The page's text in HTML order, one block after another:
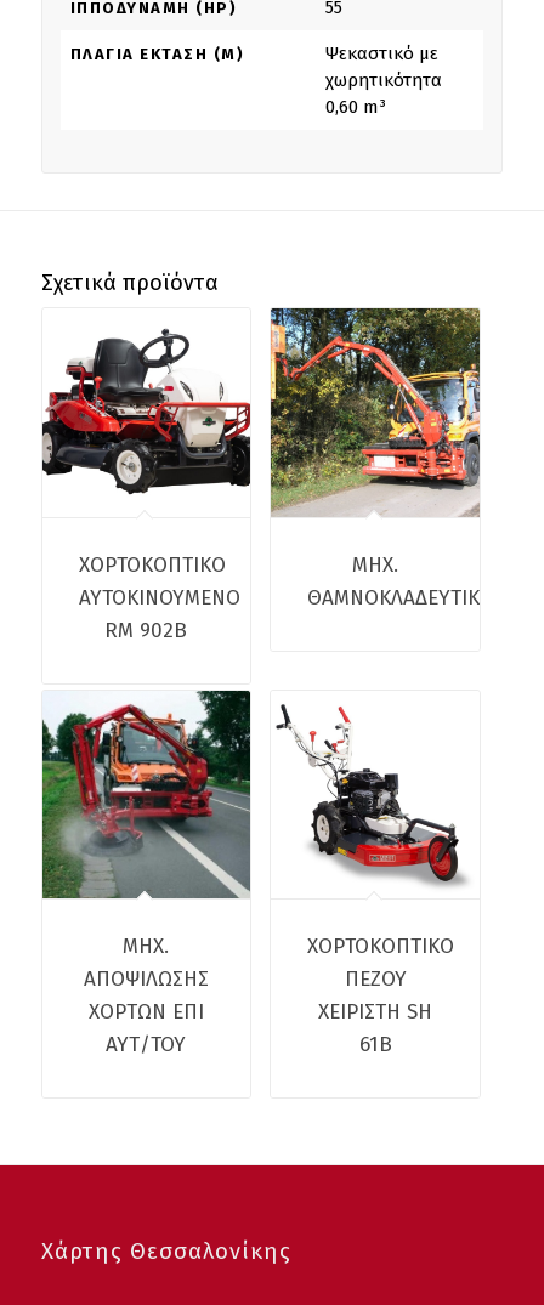
ΙΠΠΟΔΎΝΑΜΗ (HP) 55
ΠΛΆΓΙΑ ΈΚΤΑΣΗ (M)
Ψεκαστικό με
χωρητικότητα
0,60 m³
Σχετικά προϊόντα
ΧΟΡΤΟΚΟΠΤΙΚΟ
ΑΥΤΟΚΙΝΟΥΜΕΝΟ
RM 902B
ΜΗΧ.
ΘΑΜΝΟΚΛΑΔΕΥΤΙΚΟ
ΜΗΧ.
ΑΠΟΨΙΛΩΣΗΣ
ΧΟΡΤΩΝ ΕΠΙ
ΑΥΤ/ΤΟΥ
ΧΟΡΤΟΚΟΠΤΙΚΟ
ΠΕΖΟΥ
ΧΕΙΡΙΣΤΗ SH
61B
Χάρτης Θεσσαλονίκης